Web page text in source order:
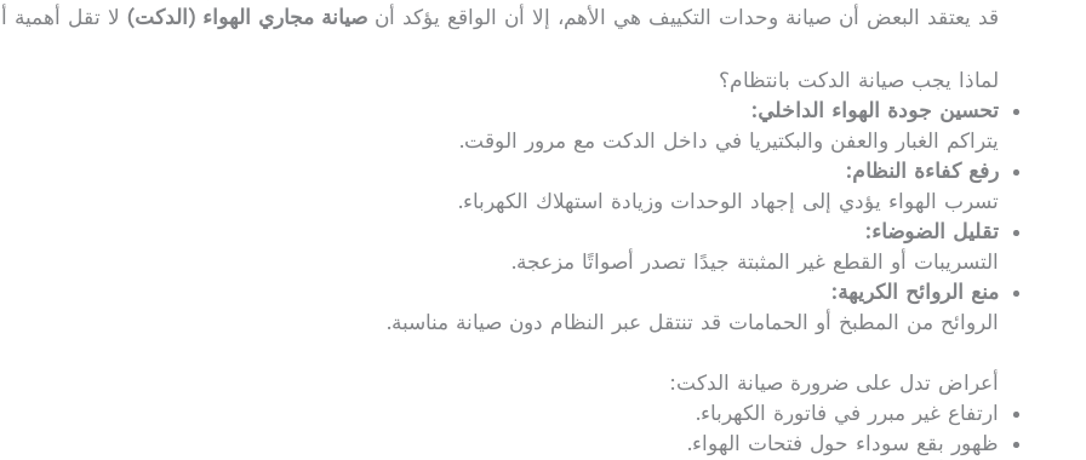
قد يعتقد البعض أن صيانة وحدات التكييف هي الأهم، إلا أن الواقع يؤكد أن صيانة مجاري الهواء (الدكت) لا تقل أهمية
لماذا يجب صيانة الدكت بانتظام؟
تحسين جودة الهواء الداخلي:
يتراكم الغبار والعفن والبكتيريا في داخل الدكت مع مرور الوقت.
رفع كفاءة النظام:
تسرب الهواء يؤدي إلى إجهاد الوحدات وزيادة استهلاك الكهرباء.
تقليل الضوضاء:
التسريبات أو القطع غير المثبتة جيدًا تصدر أصواتًا مزعجة.
منع الروائح الكريهة:
الروائح من المطبخ أو الحمامات قد تنتقل عبر النظام دون صيانة مناسبة.
أعراض تدل على ضرورة صيانة الدكت:
ارتفاع غير مبرر في فاتورة الكهرباء.
ظهور بقع سوداء حول فتحات الهواء.